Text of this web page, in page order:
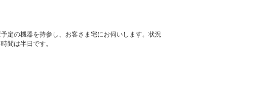
定の機器を持参し、お客さま宅にお伺いします。状況
間は半日です。